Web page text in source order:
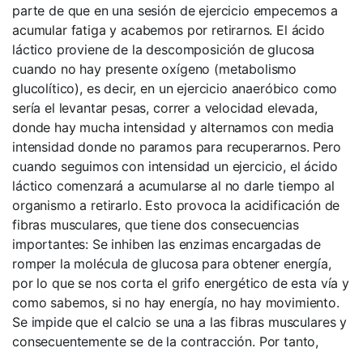
parte de que en una sesión de ejercicio empecemos a
acumular fatiga y acabemos por retirarnos. El ácido
láctico proviene de la descomposición de glucosa
cuando no hay presente oxígeno (metabolismo
glucolítico), es decir, en un ejercicio anaeróbico como
sería el levantar pesas, correr a velocidad elevada,
donde hay mucha intensidad y alternamos con media
intensidad donde no paramos para recuperarnos. Pero
cuando seguimos con intensidad un ejercicio, el ácido
láctico comenzará a acumularse al no darle tiempo al
organismo a retirarlo. Esto provoca la acidificación de
fibras musculares, que tiene dos consecuencias
importantes: Se inhiben las enzimas encargadas de
romper la molécula de glucosa para obtener energía,
por lo que se nos corta el grifo energético de esta vía y
como sabemos, si no hay energía, no hay movimiento.
Se impide que el calcio se una a las fibras musculares y
consecuentemente se de la contracción. Por tanto,